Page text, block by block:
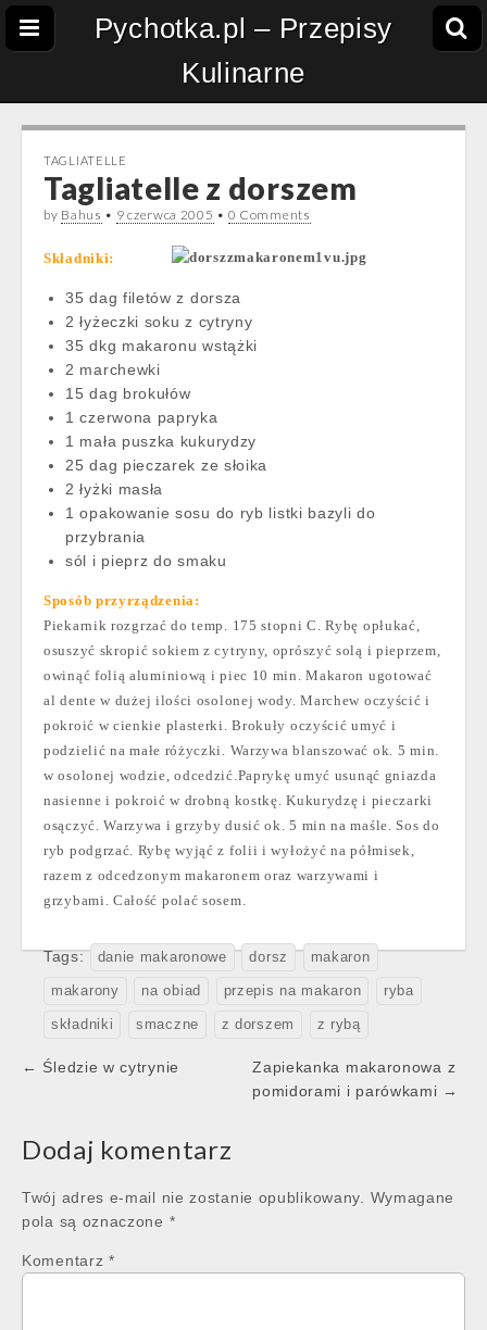
Pychotka.pl – Przepisy
Kulinarne
TAGLIATELLE
Tagliatelle z dorszem
by Bahus • 9 czerwca 2005 • 0 Comments
Składniki:
35 dag filetów z dorsza
2 łyżeczki soku z cytryny
35 dkg makaronu wstążki
2 marchewki
15 dag brokułów
1 czerwona papryka
1 mała puszka kukurydzy
25 dag pieczarek ze słoika
2 łyżki masła
1 opakowanie sosu do ryb listki bazyli do
przybrania
sól i pieprz do smaku
Sposób przyrządzenia:
Piekarnik rozgrzać do temp. 175 stopni C. Rybę opłukać,
osuszyć skropić sokiem z cytryny, oprószyć solą i pieprzem,
owinąć folią aluminiową i piec 10 min. Makaron ugotować
al dente w dużej ilości osolonej wody. Marchew oczyścić i
pokroić w cienkie plasterki. Brokuły oczyścić umyć i
podzielić na małe różyczki. Warzywa blanszować ok. 5 min.
w osolonej wodzie, odcedzić.Paprykę umyć usunąć gniazda
nasienne i pokroić w drobną kostkę. Kukurydzę i pieczarki
osączyć. Warzywa i grzyby dusić ok. 5 min na maśle. Sos do
ryb podgrzać. Rybę wyjąć z folii i wyłożyć na półmisek,
razem z odcedzonym makaronem oraz warzywami i
grzybami. Całość polać sosem.
Tags: danie makaronowe dorsz makaron
makarony na obiad przepis na makaron ryba
składniki smaczne z dorszem z rybą
Post
← Śledzie w cytrynie
Zapiekanka makaronowa z
pomidorami i parówkami →
Dodaj komentarz
Twój adres e-mail nie zostanie opublikowany.
Wymagane
pola są oznaczone *
Komentarz *